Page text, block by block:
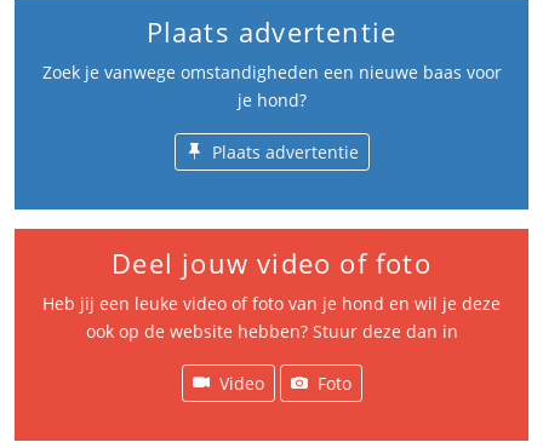
Plaats advertentie
Zoek je vanwege omstandigheden een nieuwe baas voor
je hond?
Plaats advertentie
Deel jouw video of foto
Heb jij een leuke video of foto van je hond en wil je deze
ook op de website hebben? Stuur deze dan in
Video Foto